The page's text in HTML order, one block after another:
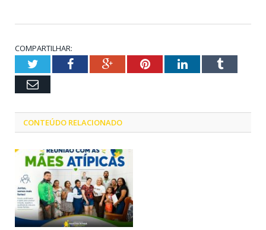
COMPARTILHAR:
TwitterFacebookGoogle+PinterestLinkedInTumblr
Email
CONTEÚDO RELACIONADO